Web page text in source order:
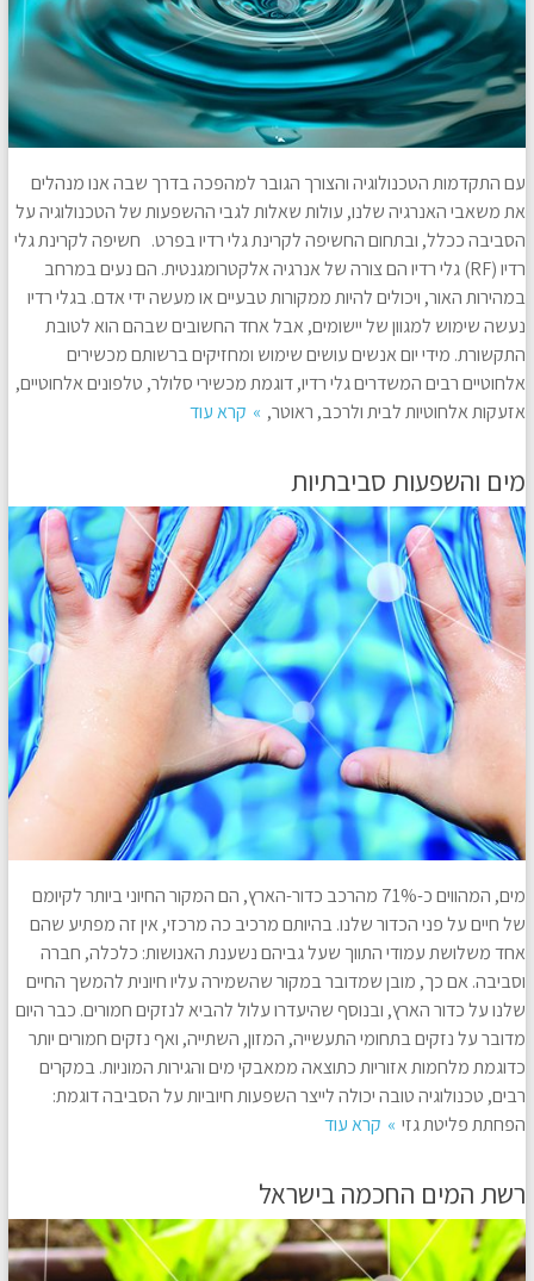
עם התקדמות הטכנולוגיה והצורך הגובר למהפכה בדרך שבה אנו מנהלים
את משאבי האנרגיה שלנו, עולות שאלות לגבי ההשפעות של הטכנולוגיה על
הסביבה ככלל, ובתחום החשיפה לקרינת גלי רדיו בפרט. חשיפה לקרינת גלי
רדיו (RF) גלי רדיו הם צורה של אנרגיה אלקטרומגנטית. הם נעים במרחב
במהירות האור, ויכולים להיות ממקורות טבעיים או מעשה ידי אדם. בגלי רדיו
נעשה שימוש למגוון של יישומים, אבל אחד החשובים שבהם הוא לטובת
התקשורת. מידי יום אנשים עושים שימוש ומחזיקים ברשותם מכשירים
אלחוטיים רבים המשדרים גלי רדיו, דוגמת מכשירי סלולר, טלפונים אלחוטיים,
אזעקות אלחוטיות לבית ולרכב, ראוטר,
קרא עוד
מים והשפעות סביבתיות
מים, המהווים כ-71% מהרכב כדור-הארץ, הם המקור החיוני ביותר לקיומם
של חיים על פני הכדור שלנו. בהיותם מרכיב כה מרכזי, אין זה מפתיע שהם
אחד משלושת עמודי התווך שעל גביהם נשענת האנושות: כלכלה, חברה
וסביבה. אם כך, מובן שמדובר במקור שהשמירה עליו חיונית להמשך החיים
שלנו על כדור הארץ, ובנוסף שהיעדרו עלול להביא לנזקים חמורים. כבר היום
מדובר על נזקים בתחומי התעשייה, המזון, השתייה, ואף נזקים חמורים יותר
כדוגמת מלחמות אזוריות כתוצאה ממאבקי מים והגירות המוניות. במקרים
רבים, טכנולוגיה טובה יכולה לייצר השפעות חיוביות על הסביבה דוגמת:
הפחתת פליטת גזי
קרא עוד
רשת המים החכמה בישראל